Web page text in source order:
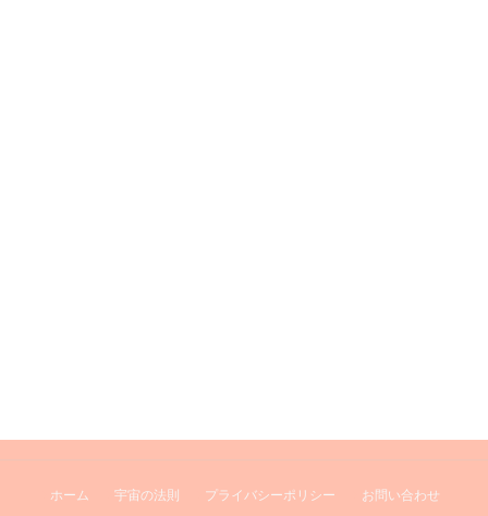
ホーム 宇宙の法則 プライバシーポリシー お問い合わせ